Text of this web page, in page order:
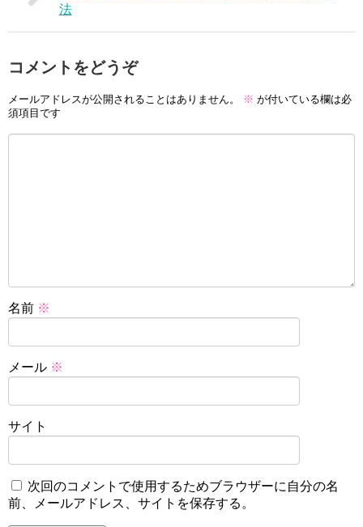
法
コメントをどうぞ
メールアドレスが公開されることはありません。 ※ が付いている欄は必
須項目です
名前 ※
メール ※
サイト
次回のコメントで使用するためブラウザーに自分の名
前、メールアドレス、サイトを保存する。